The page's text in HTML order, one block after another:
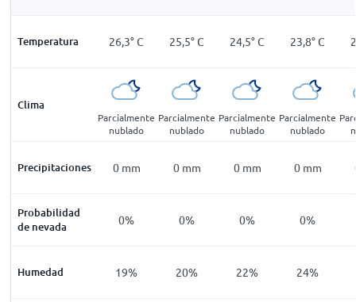
Temperatura 26,3°C 25,5°C 24,5°C 23,8°C
Clima
Parcialmente
nublado
Parcialmente
nublado
Parcialmente
nublado
Parcialmente
nublado
Precipitaciones 0 mm 0 mm 0 mm 0 mm
Probabilidad
de nevada
0% 0% 0% 0%
Humedad 19% 20% 22% 24%